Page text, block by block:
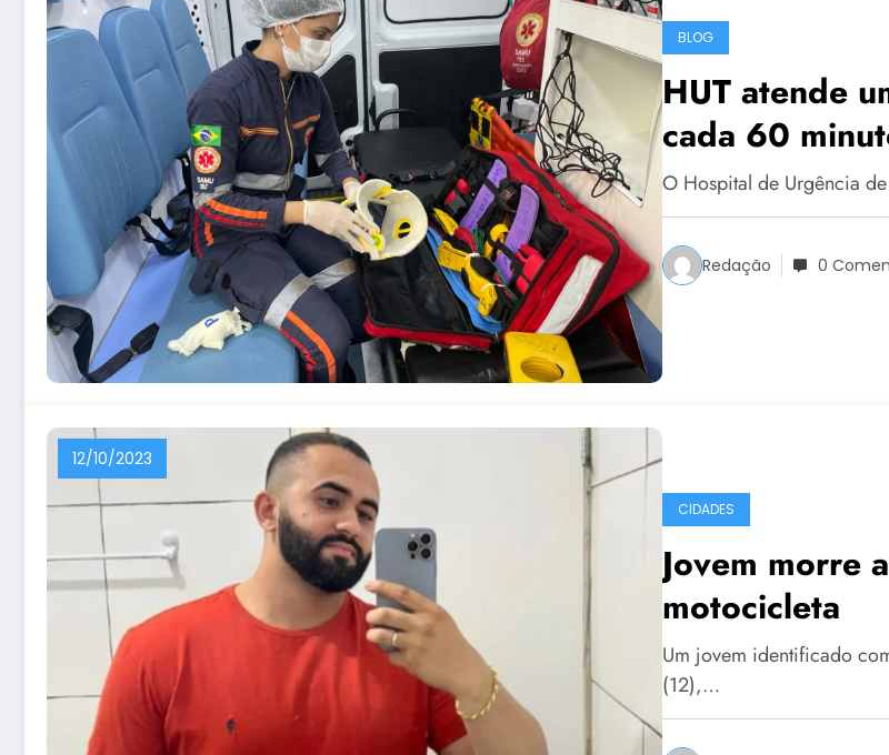
BLOG
HUT atende
cada 60
O Hospital de Urgência
Redação 0
12/10/2023
CIDADES
Jovem morre
motocicleta
Um jovem identificado
(12),…